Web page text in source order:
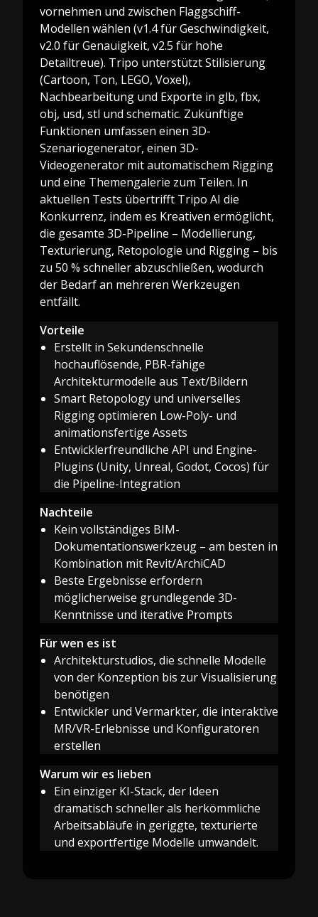
vornehmen und zwischen Flaggschiff-
Modellen wählen (v1.4 für Geschwindigkeit,
v2.0 für Genauigkeit, v2.5 für hohe
Detailtreue). Tripo unterstützt Stilisierung
(Cartoon, Ton, LEGO, Voxel),
Nachbearbeitung und Exporte in glb, fbx,
obj, usd, stl und schematic. Zukünftige
Funktionen umfassen einen 3D-
Szenariogenerator, einen 3D-
Videogenerator mit automatischem Rigging
und eine Themengalerie zum Teilen. In
aktuellen Tests übertrifft Tripo AI die
Konkurrenz, indem es Kreativen ermöglicht,
die gesamte 3D-Pipeline – Modellierung,
Texturierung, Retopologie und Rigging – bis
zu 50 % schneller abzuschließen, wodurch
der Bedarf an mehreren Werkzeugen
entfällt.
Vorteile
Erstellt in Sekundenschnelle
hochauflösende, PBR-fähige
Architekturmodelle aus Text/Bildern
Smart Retopology und universelles
Rigging optimieren Low-Poly- und
animationsfertige Assets
Entwicklerfreundliche API und Engine-
Plugins (Unity, Unreal, Godot, Cocos) für
die Pipeline-Integration
Nachteile
Kein vollständiges BIM-
Dokumentationswerkzeug – am besten in
Kombination mit Revit/ArchiCAD
Beste Ergebnisse erfordern
möglicherweise grundlegende 3D-
Kenntnisse und iterative Prompts
Für wen es ist
Architekturstudios, die schnelle Modelle
von der Konzeption bis zur Visualisierung
benötigen
Entwickler und Vermarkter, die interaktive
MR/VR-Erlebnisse und Konfiguratoren
erstellen
Warum wir es lieben
Ein einziger KI-Stack, der Ideen
dramatisch schneller als herkömmliche
Arbeitsabläufe in geriggte, texturierte
und exportfertige Modelle umwandelt.